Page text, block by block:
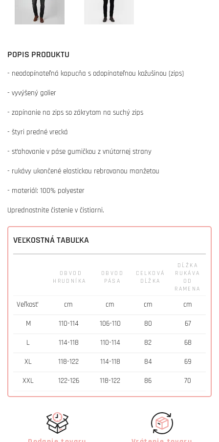
VEĽKOSTNÁ TABUĽKA
OBVOD
HRUDNÍKA
OBVOD
PÁSA
CELKOVÁ
DĹŽKA
DĹŽKA
RUKÁVA
OD
RAMENA
Veľkosť cm cm cm cm
M 110-114 106-110 80 67
L 114-118 110-114 82 68
XL 118-122 114-118 84 69
XXL 122-126 118-122 86 70
POPIS PRODUKTU
- neodopínateľná kapucňa s odopínateľnou kožušinou (zips)
- vyvýšený golier
- zapínanie na zips so zákrytom na suchý zips
- štyri predné vrecká
- sťahovanie v páse gumičkou z vnútornej strany
- rukávy ukončené elastickou rebrovanou manžetou
- materiál: 100% polyester
Uprednostnite čistenie v čistiarni.